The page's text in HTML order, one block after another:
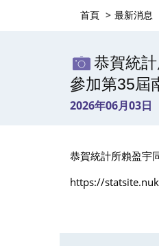
首頁 最新消息
恭賀統
參加第35屆
2026年06月03日
恭賀統計所賴盈宇
https://